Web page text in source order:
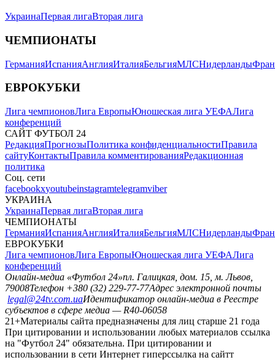
УкраинаПервая лигаВторая лига
ЧЕМПИОНАТЫ
ГерманияИспанияАнглияИталияБельгияМЛСНидерланды
ЕВРОКУБКИ
Лига чемпионовЛига ЕвропыЮношеская лига УЕФАЛига
конференций
САЙТ ФУТБОЛ 24
РедакцияПрогнозыПолитика конфиденциальностиПравила
сайтуКонтактыПравила комментированияРедакционная
политика
Соц. сети
facebookxyoutubeinstagramtelegramviber
УКРАИНА
УкраинаПервая лигаВторая лига
ЧЕМПИОНАТЫ
ГерманияИспанияАнглияИталияБельгияМЛСНидерланды
ЕВРОКУБКИ
Лига чемпионовЛига ЕвропыЮношеская лига УЕФАЛига
конференций
Онлайн-медиа «Футбол 24»пл. Галицкая, дом. 15, м. Львов,
79008Телефон +380 (32) 229-77-77Адрес электронной почты
legal@24tv.com.uaИдентификатор онлайн-медиа в Реестре
субъектов в сфере медиа — R40-06058
21+Материалы сайта предназначены для лиц старше 21 года
При цитировании и использовании любых материалов ссылка
на "Футбол 24" обязательна. При цитировании и
использовании в сети Интернет гиперссылка на сайтт